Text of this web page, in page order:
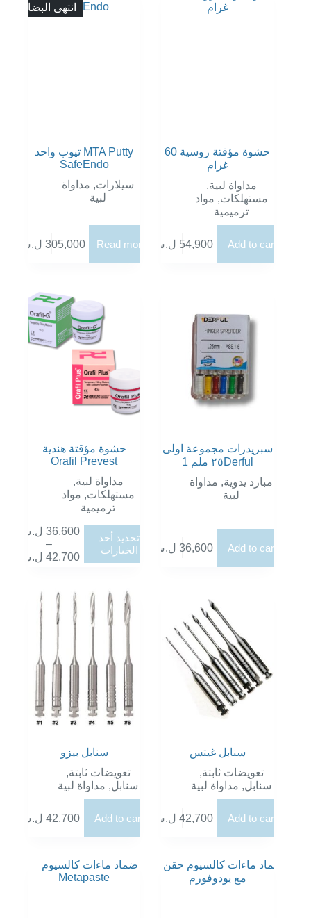
خلال
المنتج.
انتهى البضاع
تيوب واحد MTA Putty
SafeEndo
سيلارات, مداواة
لبية
305,000 ل.س Read more
حشوة مؤقتة روسية 60
غرام
مداواة لبية,
مستهلكات, مواد
ترميمية
54,900 ل.س Add to cart
حشوة مؤقتة هندية
Orafil Prevest
مداواة لبية,
مستهلكات, مواد
ترميمية
36,600 ل.س
–
42,700 ل.س
نطاق
خلال
تحديد أحد
الخيارات
هناك
من
المنتج.
يمكن
اختيار
الخيارات
المنتج
سبريدرات مجموعة اولى
٢٥ ملم 1Derful
مبارد يدوية, مداواة
لبية
36,600 ل.س Add to cart
سنابل بيزو
تعويضات ثابتة,
سنابل, مداواة لبية
42,700 ل.س Add to cart
سنابل غيتس
تعويضات ثابتة,
سنابل, مداواة لبية
42,700 ل.س Add to cart